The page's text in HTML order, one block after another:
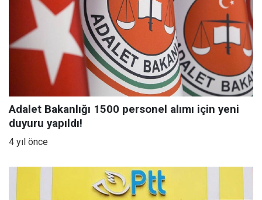
Adalet Bakanlığı 1500 personel alımı için yeni
duyuru yapıldı!
4 yıl önce